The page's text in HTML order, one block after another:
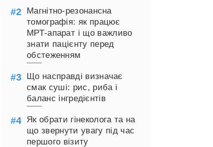
Магнітно-резонансна
томографія: як працює
МРТ-апарат і що важливо
знати пацієнту перед
обстеженням
Що насправді визначає
смак суші: рис, риба і
баланс інгредієнтів
Як обрати гінеколога та на
що звернути увагу під час
першого візиту